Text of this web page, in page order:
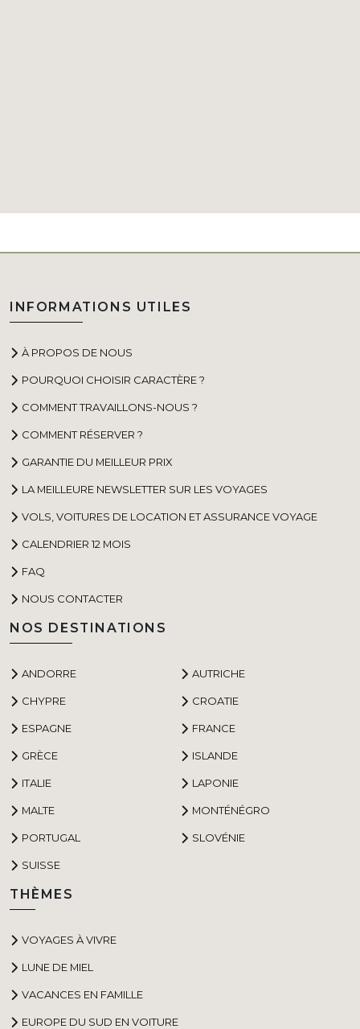
INFORMATIONS UTILES
À PROPOS DE NOUS
POURQUOI CHOISIR CARACTÈRE ?
COMMENT TRAVAILLONS-NOUS ?
COMMENT RÉSERVER ?
GARANTIE DU MEILLEUR PRIX
LA MEILLEURE NEWSLETTER SUR LES VOYAGES
VOLS, VOITURES DE LOCATION ET ASSURANCE VOYAGE
CALENDRIER 12 MOIS
FAQ
NOUS CONTACTER
NOS DESTINATIONS
ANDORRE AUTRICHE
CHYPRE CROATIE
ESPAGNE FRANCE
GRÈCE ISLANDE
ITALIE LAPONIE
MALTE MONTÉNÉGRO
PORTUGAL SLOVÉNIE
SUISSE
THÈMES
VOYAGES À VIVRE
LUNE DE MIEL
VACANCES EN FAMILLE
EUROPE DU SUD EN VOITURE